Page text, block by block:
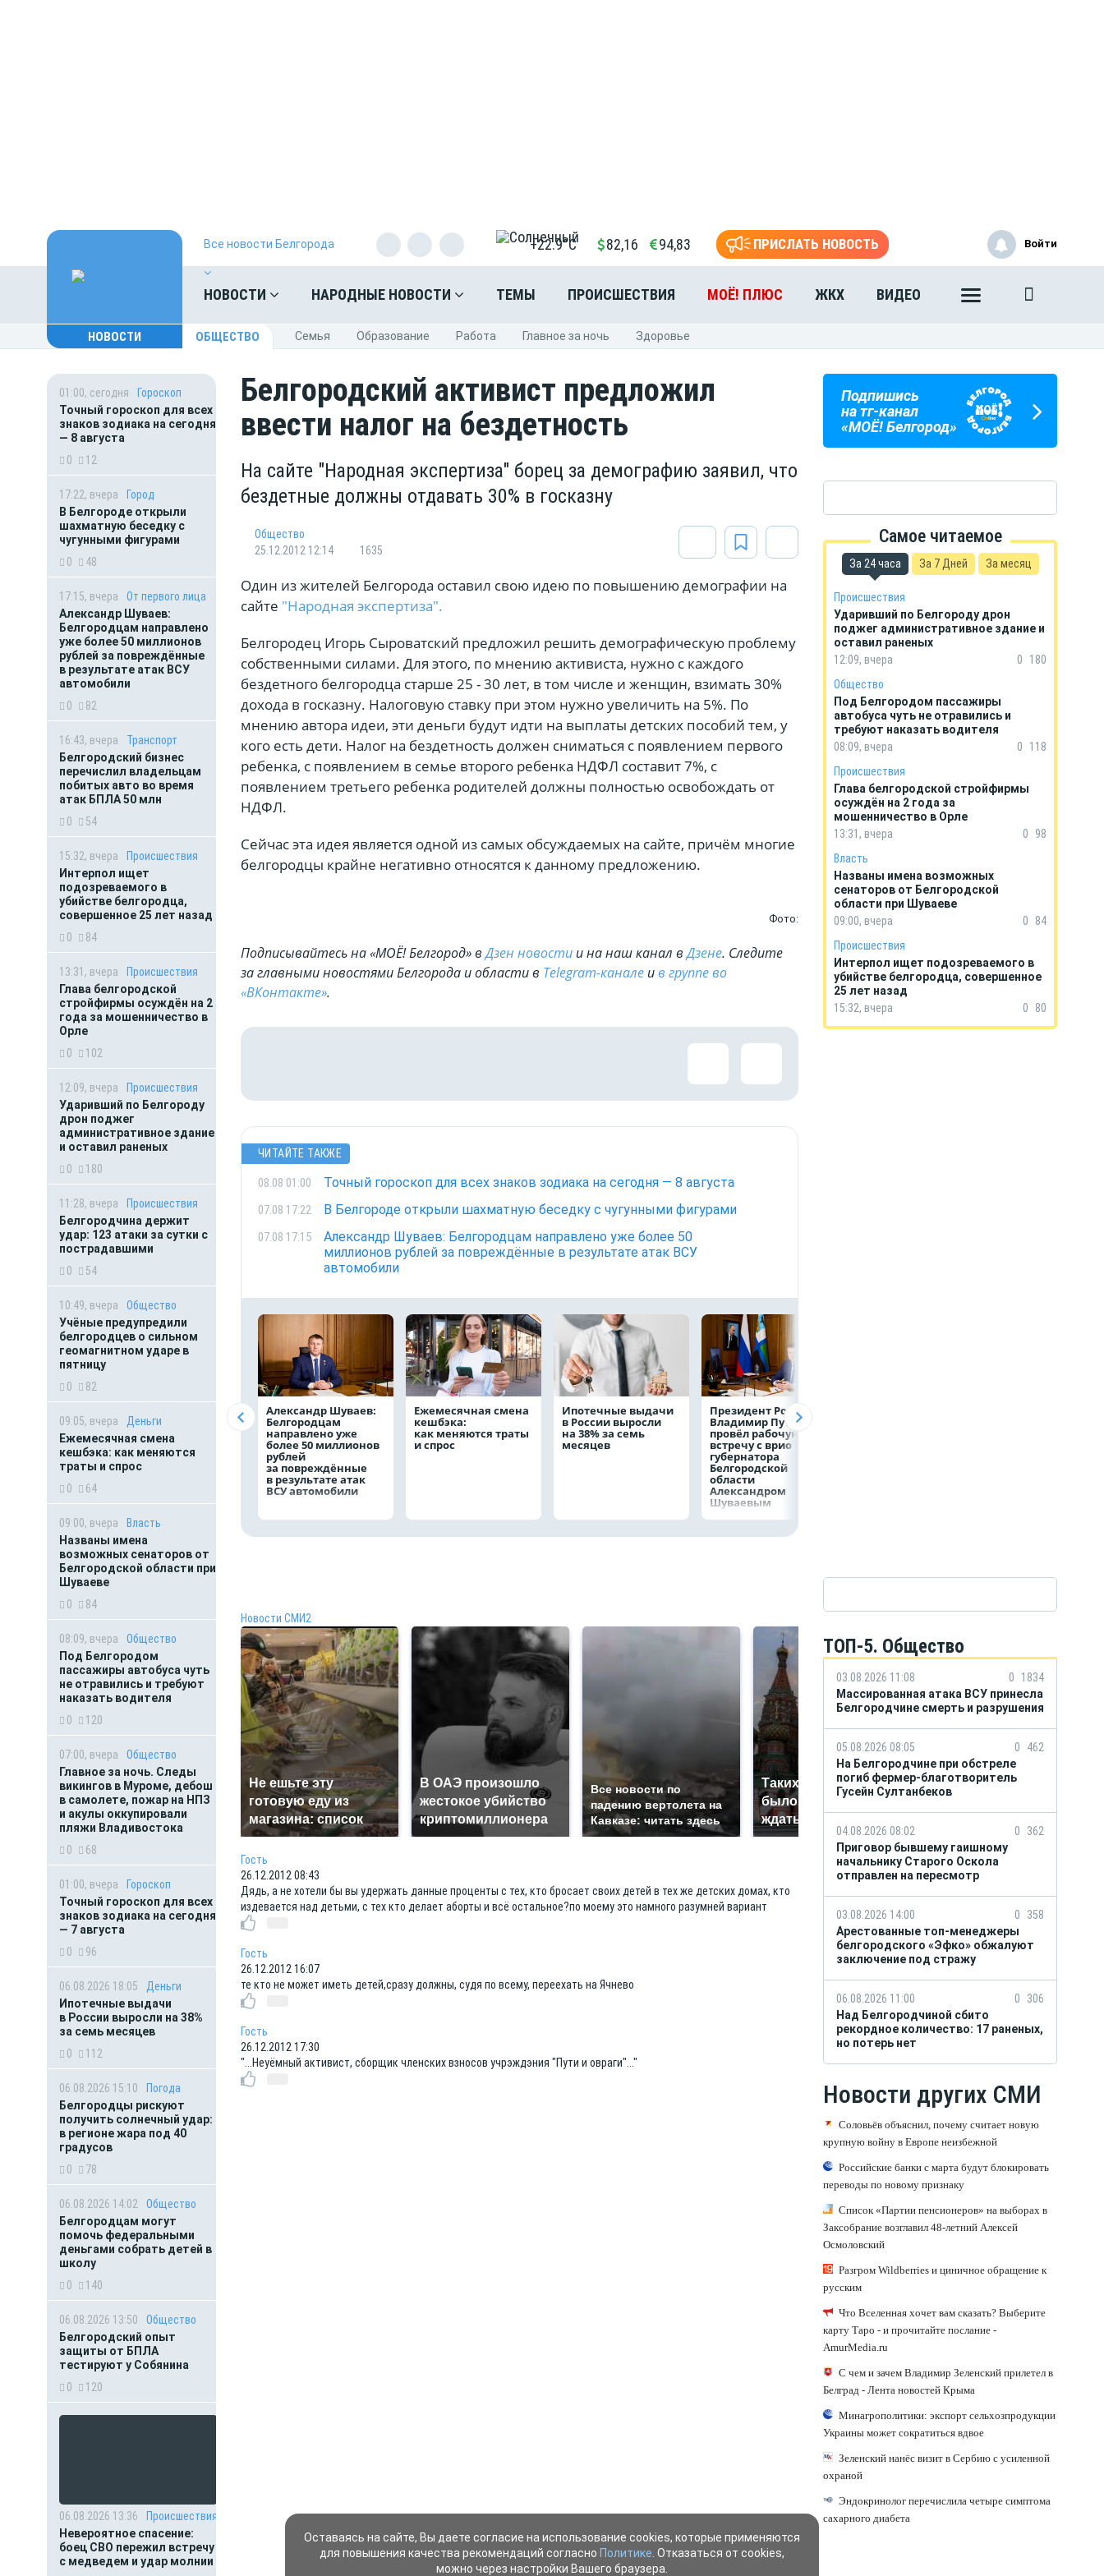
Все новости Белгорода +22.9°C 82,16 94,83 ПРИСЛАТЬ НОВОСТЬ
НОВОСТИ НАРОДНЫЕ НОВОСТИ ТЕМЫ ПРОИСШЕСТВИЯ МОЁ! ПЛЮС ЖКХ ВИДЕО
Войти
НОВОСТИ ОБЩЕСТВО Cемья Oбразование Pабота Главное за ночь Здоровье
01:00, сегодня
Гороскоп
Точный гороскоп для всех
знаков зодиака на сегодня
— 8 августа
0
12
17:22, вчера
Город
В Белгороде открыли
шахматную беседку с
чугунными фигурами
0
48
17:15, вчера
От первого лица
Александр Шуваев:
Белгородцам направлено
уже более 50 миллионов
рублей за повреждённые
в результате атак ВСУ
автомобили
0
82
16:43, вчера
Транспорт
Белгородский бизнес
перечислил владельцам
побитых авто во время
атак БПЛА 50 млн
0
54
15:32, вчера
Происшествия
Интерпол ищет
подозреваемого в
убийстве белгородца,
совершенное 25 лет назад
0
84
13:31, вчера
Происшествия
Глава белгородской
стройфирмы осуждён на 2
года за мошенничество в
Орле
0
102
12:09, вчера
Происшествия
Ударивший по Белгороду
дрон поджег
административное здание
и оставил раненых
0
180
11:28, вчера
Происшествия
Белгородчина держит
удар: 123 атаки за сутки с
пострадавшими
0
54
10:49, вчера
Общество
Учёные предупредили
белгородцев о сильном
геомагнитном ударе в
пятницу
0
82
09:05, вчера
Деньги
Ежемесячная смена
кешбэка: как меняются
траты и спрос
0
64
09:00, вчера
Власть
Названы имена
возможных сенаторов от
Белгородской области при
Шуваеве
0
84
08:09, вчера
Общество
Под Белгородом
пассажиры автобуса чуть
не отравились и требуют
наказать водителя
0
120
07:00, вчера
Общество
Главное за ночь. Следы
викингов в Муроме, дебош
в самолете, пожар на НПЗ
и акулы оккупировали
пляжи Владивостока
0
68
01:00, вчера
Гороскоп
Точный гороскоп для всех
знаков зодиака на сегодня
— 7 августа
0
96
06.08.2026 18:05
Деньги
Ипотечные выдачи
в России выросли на 38%
за семь месяцев
0
112
06.08.2026 15:10
Погода
Белгородцы рискуют
получить солнечный удар:
в регионе жара под 40
градусов
0
78
06.08.2026 14:02
Общество
Белгородцам могут
помочь федеральными
деньгами собрать детей в
школу
0
140
06.08.2026 13:50
Общество
Белгородский опыт
защиты от БПЛА
тестируют у Собянина
0
120
06.08.2026 13:36
Происшествия
Невероятное спасение:
боец СВО пережил встречу
с медведем и удар молнии
Белгородский активист предложил
ввести налог на бездетность
На сайте "Народная экспертиза" борец за демографию заявил, что
бездетные должны отдавать 30% в госказну
Общество
25.12.2012 12:14
1635
Один из жителей Белгорода оставил свою идею по повышению демографии на
сайте "Народная экспертиза".
Белгородец Игорь Сыроватский предложил решить демографическую проблему
собственными силами. Для этого, по мнению активиста, нужно с каждого
бездетного белгородца старше 25 - 30 лет, в том числе и женщин, взимать 30%
дохода в госказну. Налоговую ставку при этом нужно увеличить на 5%. По
мнению автора идеи, эти деньги будут идти на выплаты детских пособий тем, у
кого есть дети. Налог на бездетность должен сниматься с появлением первого
ребенка, с появлением в семье второго ребенка НДФЛ составит 7%, с
появлением третьего ребенка родителей должны полностью освобождать от
НДФЛ.
Сейчас эта идея является одной из самых обсуждаемых на сайте, причём многие
белгородцы крайне негативно относятся к данному предложению.
Фото:
Подписывайтесь на «МОЁ! Белгород» вДзен новости и на наш канал вДзене. Cледите
за главными новостями Белгорода и области в Telegram-канале ив группе во
«ВКонтакте».
ЧИТАЙТЕ ТАКЖЕ
08.08 01:00 Точный гороскоп для всех знаков зодиака на сегодня — 8 августа
07.08 17:22 В Белгороде открыли шахматную беседку с чугунными фигурами
07.08 17:15
Александр Шуваев: Белгородцам направлено уже более 50
миллионов рублей за повреждённые в результате атак ВСУ
автомобили
Александр Шуваев:
Белгородцам
направлено уже
более 50 миллионов
рублей
за повреждённые
в результате атак
ВСУ автомобили
Ежемесячная смена
кешбэка:
как меняются траты
и спрос
Ипотечные выдачи
в России выросли
на 38% за семь
месяцев
Президент России
Владимир Путин
провёл рабочую
встречу с врио
губернатора
Белгородской
области
Александром
Шуваевым
Новости СМИ2
Не ешьте эту
готовую еду из
магазина: список
В ОАЭ произошло
жестокое убийство
криптомиллионера
Все новости по
падению вертолета на
Кавказе: читать здесь
Таких событий не
было с 1945: чего
ждать всем нам?
В магазинах России
Гость
26.12.2012 08:43
Дядь, а не хотели бы вы удержать данные проценты с тех, кто бросает своих детей в тех же детских домах, кто
издевается над детьми, с тех кто делает аборты и всё остальное?по моему это намного разумней вариант
Гость
26.12.2012 16:07
те кто не может иметь детей,сразу должны, судя по всему, переехать на Ячнево
Гость
26.12.2012 17:30
"...Неуёмный активист, сборщик членских взносов учрэждэния "Пути и овраги"..."
Подпишись
на тг-канал
«МОЁ! Белгород»
ПОГОДА
В БЕЛГОРОДЕ
ГОРОСКОП
НА КАЖДЫЙ ДЕНЬ
Самое читаемое
За 24 часа За 7 Дней За месяц
Происшествия
Ударивший по Белгороду дрон
поджег административное здание и
оставил раненых
12:09, вчера
0
180
Общество
Под Белгородом пассажиры
автобуса чуть не отравились и
требуют наказать водителя
08:09, вчера
0
118
Происшествия
Глава белгородской стройфирмы
осуждён на 2 года за
мошенничество в Орле
13:31, вчера
0
98
Власть
Названы имена возможных
сенаторов от Белгородской
области при Шуваеве
09:00, вчера
0
84
Происшествия
Интерпол ищет подозреваемого в
убийстве белгородца, совершенное
25 лет назад
15:32, вчера
0 80
ТОП-5. Общество
03.08.2026 11:08 0
1834
Массированная атака ВСУ принесла
Белгородчине смерть и разрушения
05.08.2026 08:05 0
462
На Белгородчине при обстреле
погиб фермер-благотворитель
Гусейн Султанбеков
04.08.2026 08:02 0
362
Приговор бывшему гаишному
начальнику Старого Оскола
отправлен на пересмотр
03.08.2026 14:00 0
358
Арестованные топ-менеджеры
белгородского «Эфко» обжалуют
заключение под стражу
06.08.2026 11:00 0
306
Над Белгородчиной сбито
рекордное количество: 17 раненых,
но потерь нет
Новости других СМИ
Соловьёв объяснил, почему считает новую
крупную войну в Европе неизбежной
Российские банки с марта будут блокировать
переводы по новому признаку
Список «Партии пенсионеров» на выборах в
Заксобрание возглавил 48-летний Алексей
Осмоловский
Разгром Wildberries и циничное обращение к
русским
Что Вселенная хочет вам сказать? Выберите
карту Таро - и прочитайте послание -
AmurMedia.ru
С чем и зачем Владимир Зеленский прилетел в
Белград - Лента новостей Крыма
Минагрополитики: экспорт сельхозпродукции
Украины может сократиться вдвое
Зеленский нанёс визит в Сербию с усиленной
охраной
Эндокринолог перечислила четыре симптома
сахарного диабета
Оставаясь на сайте, Вы даете согласие на использование cookies, которые применяются
для повышения качества рекомендаций согласно Политике . Отказаться от cookies,
можно через настройки Вашего браузера.